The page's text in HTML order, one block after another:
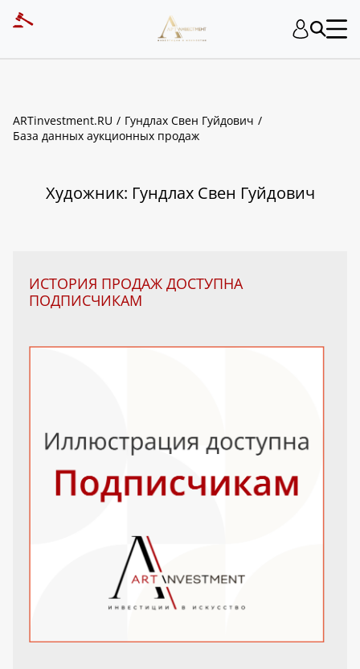
ARTinvestment.RU
Гундлах Свен Гуйдович
База данных аукционных продаж
Художник: Гундлах Свен Гуйдович
ИСТОРИЯ ПРОДАЖ ДОСТУПНА
ПОДПИСЧИКАМ